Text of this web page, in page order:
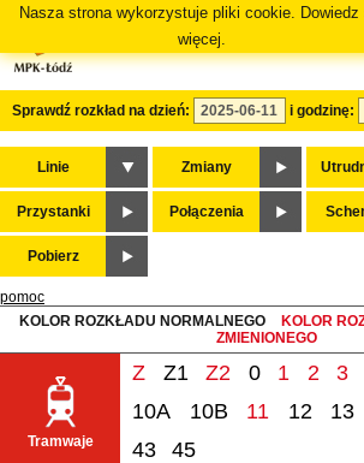
Nasza strona wykorzystuje pliki cookie. Dowiedz
więcej.
Sprawdź rozkład na dzień: i godzinę:
Linie Zmiany
Przystanki Połączenia
Pobierz
pomoc
KOLOR ROZKŁADU NORMALNEGO
KOLOR
ZMIENIONEGO
Tramwaje
Z Z1 Z2 0 1 2 3
10A
10B 11 12 13
43
45